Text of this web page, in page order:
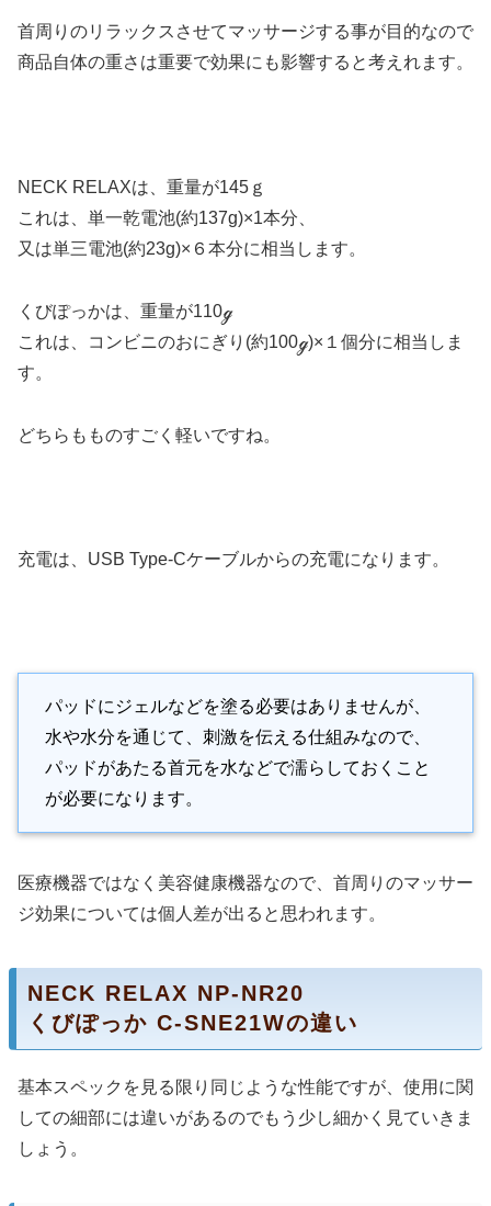
首周りのリラックスさせてマッサージする事が目的なので
商品自体の重さは重要で効果にも影響すると考えれます。
NECK RELAXは、重量が145ｇ
これは、単一乾電池(約137g)×1本分、
又は単三電池(約23g)×６本分に相当します。
くびぽっかは、重量が110ℊ
これは、コンビニのおにぎり(約100ℊ)×１個分に相当しま
す。
どちらもものすごく軽いですね。
充電は、USB Type-Cケーブルからの充電になります。
パッドにジェルなどを塗る必要はありませんが、
水や水分を通じて、刺激を伝える仕組みなので、
パッドがあたる首元を水などで濡らしておくこと
が必要になります。
医療機器ではなく美容健康機器なので、首周りのマッサー
ジ効果については個人差が出ると思われます。
NECK RELAX NP-NR20
くびぽっか C-SNE21Wの違い
基本スペックを見る限り同じような性能ですが、使用に関
しての細部には違いがあるのでもう少し細かく見ていきま
しょう。